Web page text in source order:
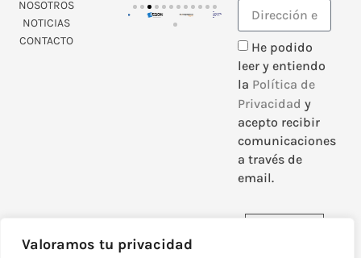
Valoramos tu privacidad
NOSOTROS
NOTICIAS
CONTACTO
He podido
leer y entiendo
la Política de
Privacidad y
acepto recibir
comunicaciones
a través de
email.